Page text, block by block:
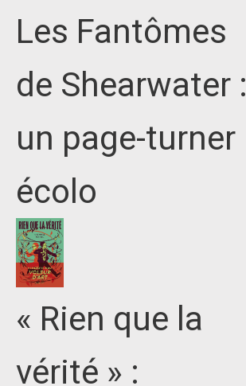
Les Fantômes
de Shearwater :
un page-turner
écolo
« Rien que la
vérité » :